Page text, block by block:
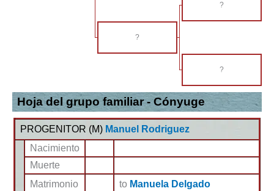
?
?
?
Hoja del grupo familiar - Cónyuge
PROGENITOR (M) Manuel Rodriguez
Nacimiento
Muerte
Matrimonio
to Manuela Delgado